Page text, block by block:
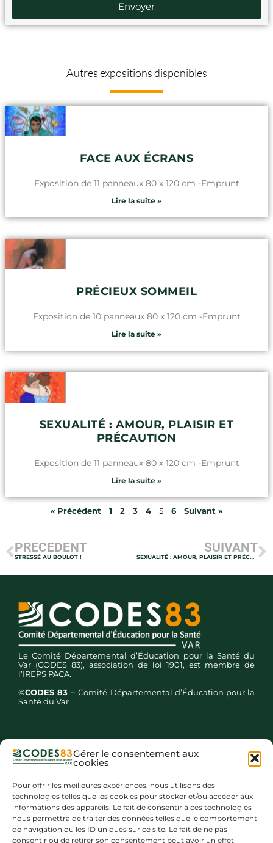
Gérer le consentement aux
cookies
Pour offrir les meilleures expériences, nous utilisons des
technologies telles que les cookies pour stocker et/ou accéder aux
informations des appareils. Le fait de consentir à ces technologies
nous permettra de traiter des données telles que le comportement
de navigation ou les ID uniques sur ce site. Le fait de ne pas
consentir ou de retirer son consentement peut avoir un effet
Envoyer
Autres expositions disponibles
FACE AUX ÉCRANS
Exposition de 11 panneaux 80 x 120 cm -Emprunt
Lire la suite »
PRÉCIEUX SOMMEIL
Exposition de 10 panneaux 80 x 120 cm -Emprunt
Lire la suite »
SEXUALITÉ : AMOUR, PLAISIR ET
PRÉCAUTION
Exposition de 11 panneaux 80 x 120 cm -Emprunt
Lire la suite »
« Précédent 1 2 3 4 5 6 Suivant »
PRÉCÉDENT
STRESSÉ AU BOULOT !
SUIVANT
SEXUALITÉ : AMOUR, PLAISIR ET PRÉCAUTION
Le Comité Départemental d’Éducation pour la Santé du
Var (CODES 83), association de loi 1901, est membre de
l’IREPS PACA.
©CODES 83 –Comité Départemental d’Éducation pour la
Santé du Var
Inscription newsletters